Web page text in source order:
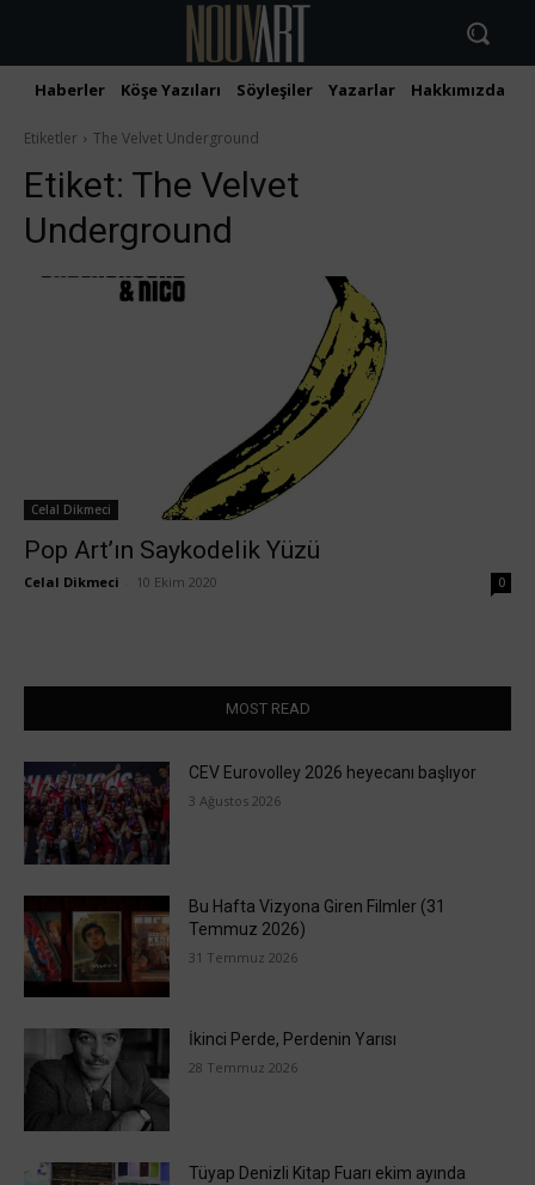
Haberler Köşe Yazıları Söyleşiler Yazarlar Hakkımızda
Etiketler The Velvet Underground
Etiket: The Velvet
Underground
Celal Dikmeci
Pop Art’ın Saykodelik Yüzü
Celal Dikmeci 10 Ekim 2020 0
MOST READ
CEV Eurovolley 2026 heyecanı başlıyor
3 Ağustos 2026
Bu Hafta Vizyona Giren Filmler (31
Temmuz 2026)
31 Temmuz 2026
İkinci Perde, Perdenin Yarısı
28 Temmuz 2026
Tüyap Denizli Kitap Fuarı ekim ayında